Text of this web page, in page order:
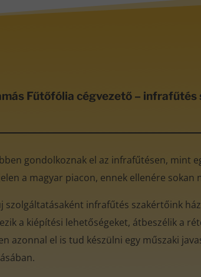
Fűtőfólia cégvezető –
gondolkoznak el az infrafűtésen, mint
a magyar piacon, ennek ellenére
szolgáltatásaként infrafűtés szakértőink
a kiépítési lehetőségeket, átbeszélik a
azonnal el is tud készülni egy műszaki